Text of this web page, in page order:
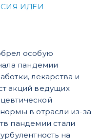
ИДЕИ
особую
пандемии
лекарства и
акций ведущих
в отрасли из-за
пандемии стали
на